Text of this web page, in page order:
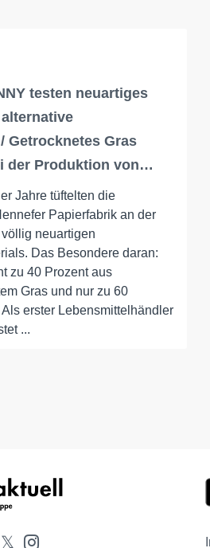
testen neuartiges
Getrocknetes Gras
der Produktion von…
Jahre tüftelten die
Papierfabrik an der
neuartigen
Das Besondere daran:
zu 40 Prozent aus
Gras und nur zu 60
erster Lebensmittelhändler
...